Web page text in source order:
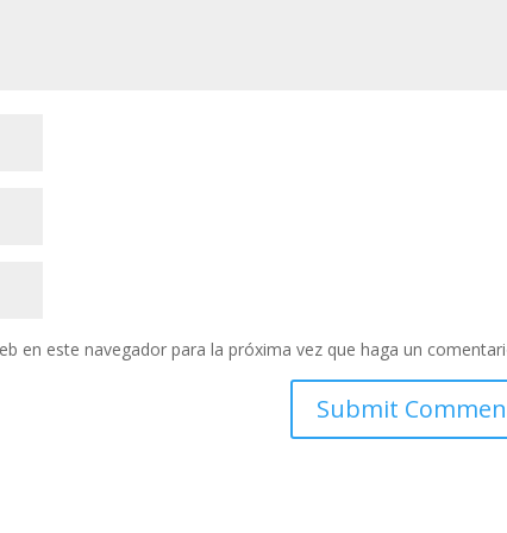
en este navegador para la próxima vez que haga un